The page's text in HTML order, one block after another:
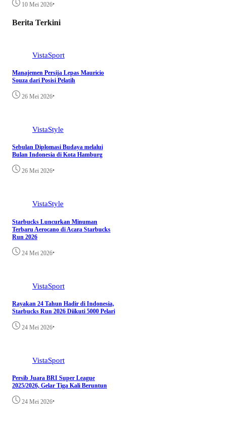
10 Mei 2026•
Berita Terkini
VistaSport
Manajemen Persija Lepas Mauricio
Souza dari Posisi Pelatih
26 Mei 2026•
VistaStyle
Sebulan Diplomasi Budaya melalui
Bulan Indonesia di Kota Hamburg
26 Mei 2026•
VistaStyle
Starbucks Luncurkan Minuman
Terbaru Aerocano di Acara Starbucks
Run 2026
24 Mei 2026•
VistaSport
Rayakan 24 Tahun Hadir di Indonesia,
Starbucks Run 2026 Diikuti 5000 Pelari
24 Mei 2026•
VistaSport
Persib Juara BRI Super League
2025/2026, Gelar Tiga Kali Beruntun
24 Mei 2026•